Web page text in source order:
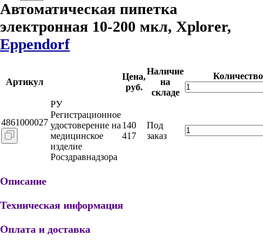
Автоматическая пипетка
электронная 10-200 мкл, Xplorer,
Eppendorf
Артикул
Цена,
руб.
Наличие
на
складе
Количество
4861000027
РУ
Регистрационное
удостоверение на
медицинское
изделие
Росздравнадзора
140
417
Под
заказ
Описание
Техническая информация
Оплата и доставка